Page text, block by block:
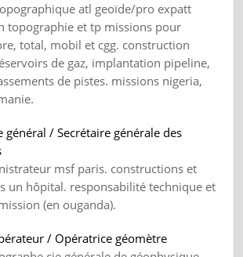
atl geoïde/pro expatt
topographie et tp missions pour
total, mobil et cgg. construction
de gaz, implantation pipeline,
de pistes. missions nigeria,
général / Secrétaire générale des
msf paris. constructions et
un hôpital. responsabilité technique et
(en ouganda).
/ Opératrice géomètre